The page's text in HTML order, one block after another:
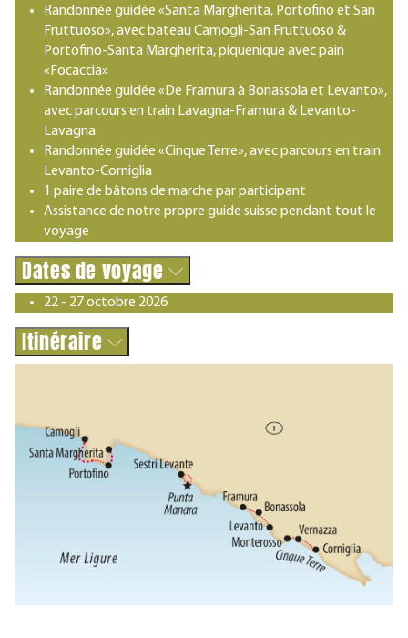
Randonnée guidée «Santa Margherita, Portofino et San
Fruttuoso», avec bateau Camogli-San Fruttuoso &
Portofino-Santa Margherita, piquenique avec pain
«Focaccia»
Randonnée guidée «De Framura à Bonassola et Levanto»,
avec parcours en train Lavagna-Framura & Levanto-
Lavagna
Randonnée guidée «Cinque Terre», avec parcours en train
Levanto-Corniglia
1 paire de bâtons de marche par participant
Assistance de notre propre guide suisse pendant tout le
voyage
Dates de voyage
22 - 27 octobre 2026
Itinéraire